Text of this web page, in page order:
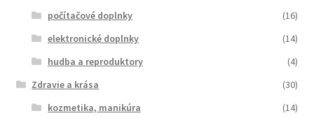
počítačové doplnky
(16)
elektronické doplnky
(14)
hudba a reproduktory
(4)
Zdravie a krása
(30)
kozmetika, manikúra
(14)